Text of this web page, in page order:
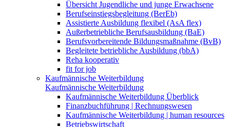
Übersicht Jugendliche und junge Erwachsene
Berufseinstiegsbegleitung (BerEb)
Assistierte Ausbildung flexibel (AsA flex)
Außerbetriebliche Berufsausbildung (BaE)
Berufsvorbereitende Bildungsmaßnahme (BvB)
Begleitete betriebliche Ausbildung (bbA)
Reha kooperativ
fit for job
Kaufmännische Weiterbildung
Kaufmännische Weiterbildung
Kaufmännische Weiterbildung Überblick
Finanzbuchführung | Rechnungswesen
Kaufmännische Weiterbildung | human resources
Betriebswirtschaft